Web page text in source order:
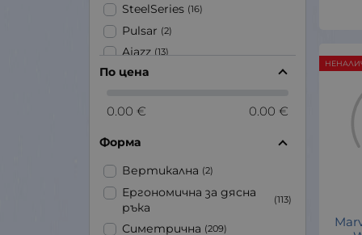
SteelSeries (16)
Pulsar (2)
Ajazz (13)
Alienware
ATK
AULA
Bloody
Canyon
Canyon Gaming (1)
По цена
0.00 € 0.00 €
Форма
Вертикална (2)
Ергономична за дясна
ръка
(113)
Симетрична (209)